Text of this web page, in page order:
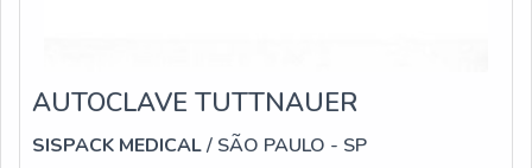
AUTOCLAVE TUTTNAUER
SISPACK MEDICAL/ SÃO PAULO - SP